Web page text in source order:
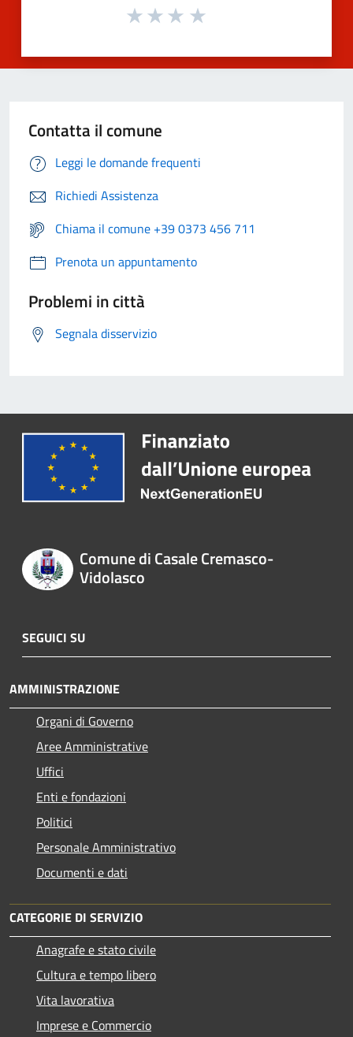
Contatta il comune
Leggi le domande frequenti
Richiedi Assistenza
Chiama il comune +39 0373 456 711
Prenota un appuntamento
Problemi in città
Segnala disservizio
Comune di Casale Cremasco-
Vidolasco
SEGUICI SU
AMMINISTRAZIONE
Organi di Governo
Aree Amministrative
Uffici
Enti e fondazioni
Politici
Personale Amministrativo
Documenti e dati
CATEGORIE DI SERVIZIO
Anagrafe e stato civile
Cultura e tempo libero
Vita lavorativa
Imprese e Commercio